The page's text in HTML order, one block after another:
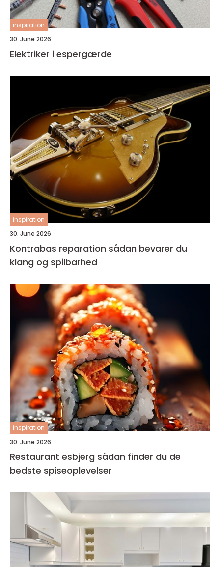
inspiration
30. June 2026
Elektriker i espergærde
inspiration
30. June 2026
Kontrabas reparation sådan bevarer du
klang og spilbarhed
inspiration
30. June 2026
Restaurant esbjerg sådan finder du de
bedste spiseoplevelser